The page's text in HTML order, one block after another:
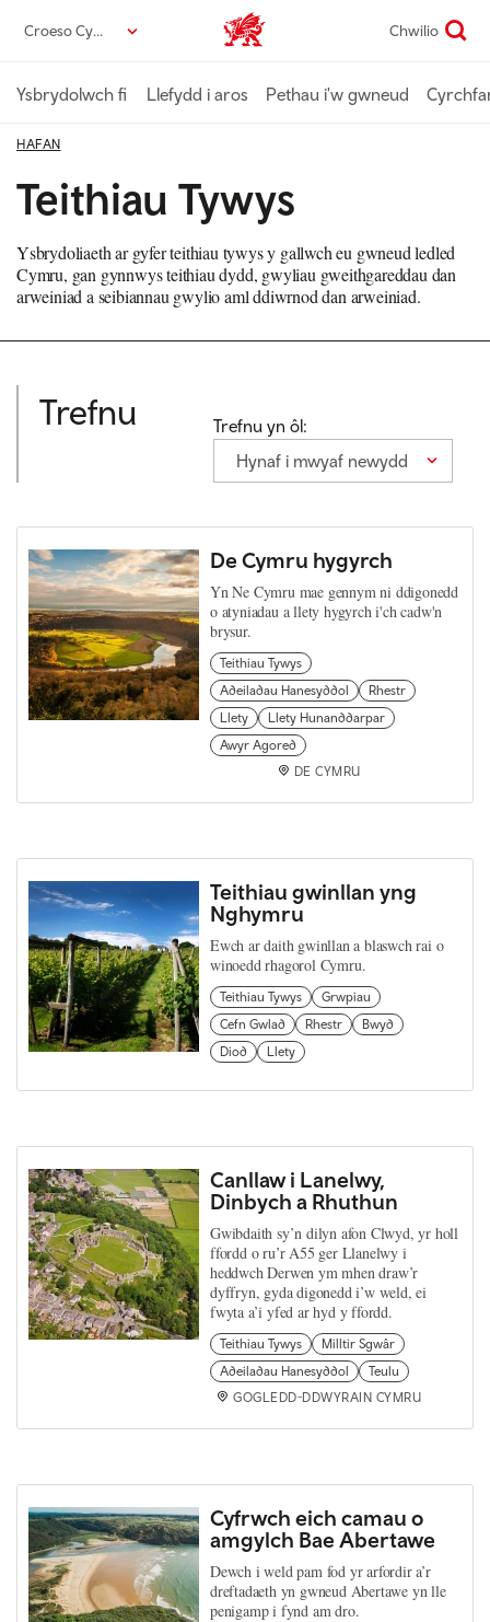
gynnwys
Croeso Cymru Croeso Cymru home Chwilio
Ysbrydolwch fi Llefydd i aros Pethau i'w gwneud
HAFAN
Teithiau Tywys
Ysbrydoliaeth ar gyfer teithiau tywys y gallwch eu gwneud ledled
Cymru, gan gynnwys teithiau dydd, gwyliau gweithgareddau dan
arweiniad a seibiannau gwylio aml ddiwrnod dan arweiniad.
Trefnu
Trefnu yn ôl:
Hynaf i mwyaf newydd
De Cymru hygyrch
Yn Ne Cymru mae gennym ni ddigonedd
o atyniadau a llety hygyrch i'ch cadw'n
brysur.
Teithiau Tywys
Adeiladau Hanesyddol
Rhestr
Llety
Llety Hunanddarpar
Awyr Agored
DE CYMRU
Teithiau gwinllan yng
Nghymru
Ewch ar daith gwinllan a blaswch rai o
winoedd rhagorol Cymru.
Teithiau Tywys
Grwpiau
Cefn Gwlad
Rhestr
Bwyd
Diod
Llety
Canllaw i Lanelwy,
Dinbych a Rhuthun
Gwibdaith sy’n dilyn afon Clwyd, yr holl
ffordd o ru’r A55 ger Llanelwy i
heddwch Derwen ym mhen draw’r
dyffryn, gyda digonedd i’w weld, ei
fwyta a’i yfed ar hyd y ffordd.
Teithiau Tywys
Milltir Sgwâr
Adeiladau Hanesyddol
Teulu
GOGLEDD-DDWYRAIN CYMRU
Cyfrwch eich camau o
amgylch Bae Abertawe
Dewch i weld pam fod yr arfordir a’r
dreftadaeth yn gwneud Abertawe yn lle
penigamp i fynd am dro.